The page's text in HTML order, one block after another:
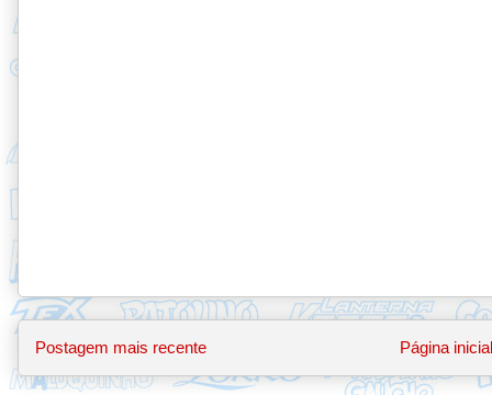
Postagem mais recente Página inicial